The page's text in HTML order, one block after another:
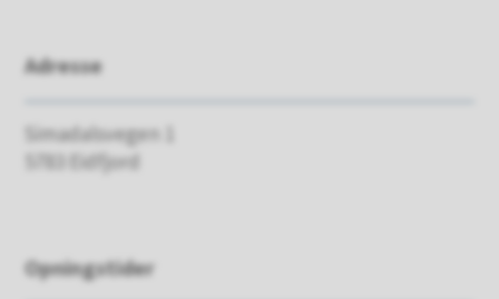
Adresse
Simadalsvegen 1
5783 Eidfjord
Opningstider